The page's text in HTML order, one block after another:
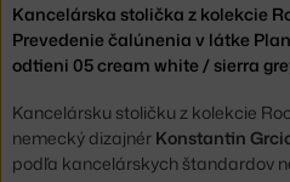
Kancelárska stolička z kolekcie
Prevedenie čalúnenia v látke
odtieni 05 cream white / sierra
Kancelársku stoličku z kolekcie
nemecký dizajnér Konstantin
podľa kancelárskych štandardov